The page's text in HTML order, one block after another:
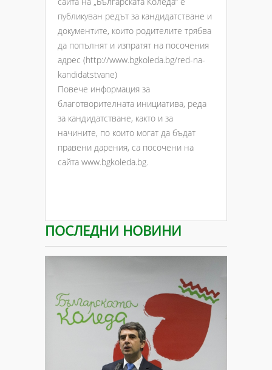
публикуван редът за кандидатстване и
документите, които родителите трябва
да попълнят и изпратят на посочения
адрес (http://www.bgkoleda.bg/red-na-
kandidatstvane)
Повече информация за
благотворителната инициатива, реда
за кандидатстване, както и за
начините, по които могат да бъдат
правени дарения, са посочени на
сайта www.bgkoleda.bg.
ПОСЛЕДНИ НОВИНИ